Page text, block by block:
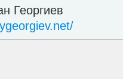
Георгиев